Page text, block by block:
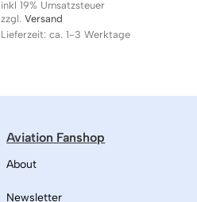
inkl 19% Umsatzsteuer
zzgl.Versand
Lieferzeit: ca. 1-3 Werktage
Aviation Fanshop
About
Newsletter